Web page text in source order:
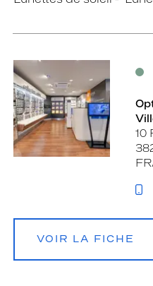
10
VOIR LA FICHE